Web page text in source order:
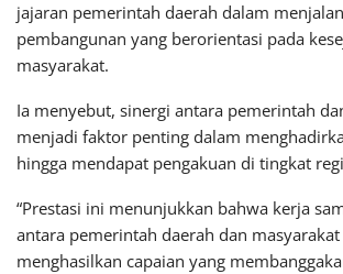
jajaran pemerintah daerah dalam
pembangunan yang berorientasi pada
masyarakat.
Ia menyebut, sinergi antara pemerintah
menjadi faktor penting dalam
hingga mendapat pengakuan di tingkat
“Prestasi ini menunjukkan bahwa kerja
antara pemerintah daerah dan
menghasilkan capaian yang